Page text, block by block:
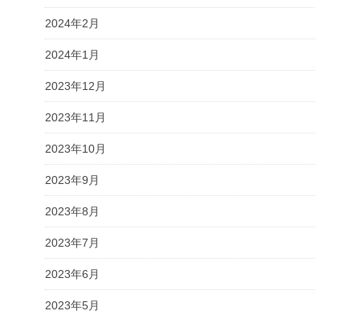
2024年2月
2024年1月
2023年12月
2023年11月
2023年10月
2023年9月
2023年8月
2023年7月
2023年6月
2023年5月